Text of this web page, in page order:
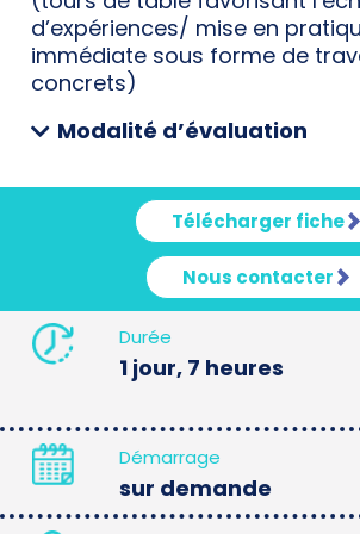
d’expériences/ mise en
immédiate sous forme de
concrets)
Modalité d’évaluation
Télécharger fiche
Nous contacter
Durée
1 jour, 7 heures
Démarrage
sur demande